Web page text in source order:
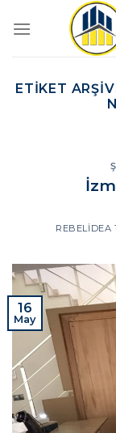
atla
ETIKET
REBELIDEA
16
May